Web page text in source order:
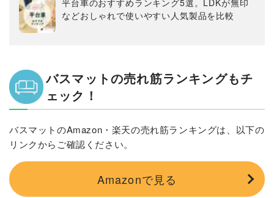
などおしゃれで使いやすい人気製品を比較
バスマットの売れ筋ランキングもチ
ェック！
バスマットのAmazon・楽天の売れ筋ランキングは、以下の
リンクからご確認ください。
Amazonで見る